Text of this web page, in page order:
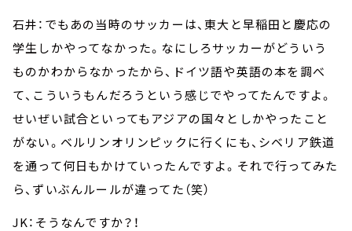
石井：でもあの当時のサッカーは、東大と早稲田と慶応の
学生しかやってなかった。なにしろサッカーがどういう
ものかわからなかったから、ドイツ語や英語の本を調べ
て、こういうもんだろうという感じでやってたんですよ。
せいぜい試合といってもアジアの国々としかやったこと
がない。ベルリンオリンピックに行くにも、シベリア鉄道
を通って何日もかけていったんですよ。それで行ってみた
ら、ずいぶんルールが違ってた（笑）
JK：そうなんですか？！